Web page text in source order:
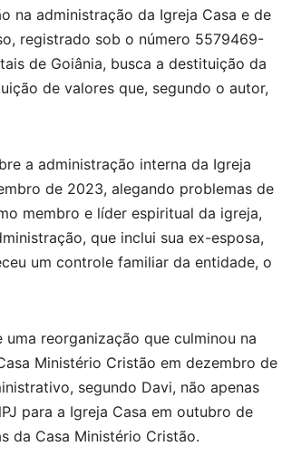
na administração da Igreja Casa e de
registrado sob o número 5579469-
de Goiânia, busca a destituição da
de valores que, segundo o autor,
a administração interna da Igreja
de 2023, alegando problemas de
membro e líder espiritual da igreja,
que inclui sua ex-esposa,
um controle familiar da entidade, o
reorganização que culminou na
Ministério Cristão em dezembro de
segundo Davi, não apenas
para a Igreja Casa em outubro de
da Casa Ministério Cristão.